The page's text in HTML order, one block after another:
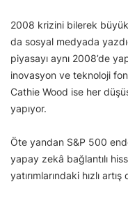
2008 krizini bilerek
da sosyal medyada
piyasayı aynı 2008’de
inovasyon ve teknoloji
Cathie Wood ise her
yapıyor.
Öte yandan S&P 500
yapay zekâ bağlantılı
yatırımlarındaki hızlı